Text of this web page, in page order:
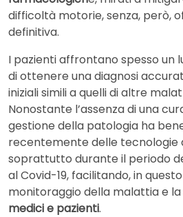
difficoltà motorie, senza, però,
definitiva.
I pazienti affrontano spesso un
di ottenere una diagnosi
iniziali simili a quelli di altre
Nonostante l’assenza di una
gestione della patologia ha
recentemente delle tecnologie
soprattutto durante il periodo
al Covid-19, facilitando, in
monitoraggio della malattia e la
medici e pazienti.